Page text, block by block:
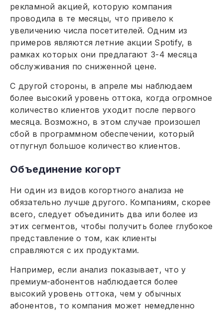
рекламной акцией, которую компания
проводила в те месяцы, что привело к
увеличению числа посетителей. Одним из
примеров являются летние акции Spotify, в
рамках которых они предлагают 3-4 месяца
обслуживания по сниженной цене.
С другой стороны, в апреле мы наблюдаем
более высокий уровень оттока, когда огромное
количество клиентов уходит после первого
месяца. Возможно, в этом случае произошел
сбой в программном обеспечении, который
отпугнул большое количество клиентов.
Объединение когорт
Ни один из видов когортного анализа не
обязательно лучше другого. Компаниям, скорее
всего, следует объединить два или более из
этих сегментов, чтобы получить более глубокое
представление о том, как клиенты
справляются с их продуктами.
Например, если анализ показывает, что у
премиум-абонентов наблюдается более
высокий уровень оттока, чем у обычных
абонентов, то компания может немедленно